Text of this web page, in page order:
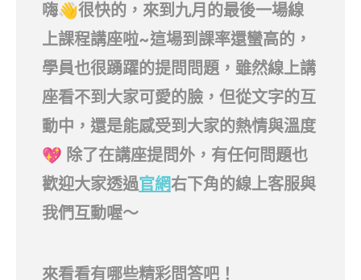
嗨👋很快的，來到九月的最後一場線
上課程講座啦~這場到課率還蠻高的，
學員也很踴躍的提問問題，雖然線上講
座看不到大家可愛的臉，但從文字的互
動中，還是能感受到大家的熱情與溫度
💖 除了在講座提問外，有任何問題也
歡迎大家透過官網右下角的線上客服與
我們互動喔～
來看看有哪些精彩問答吧！